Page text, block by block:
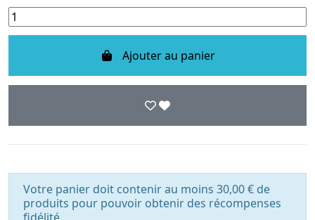
Ajouter au panier
Votre panier doit contenir au moins 30,00 € de
produits pour pouvoir obtenir des récompenses